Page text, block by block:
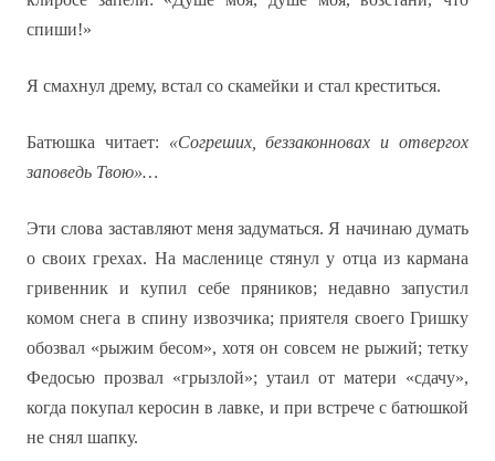
спиши!»
Я смахнул дрему, встал со скамейки и стал креститься.
Батюшка читает: «Согреших, беззаконновах и отвергох
заповедь Твою»…
Эти слова заставляют меня задуматься. Я начинаю думать
о своих грехах. На масленице стянул у отца из кармана
гривенник и купил себе пряников; недавно запустил
комом снега в спину извозчика; приятеля своего Гришку
обозвал «рыжим бесом», хотя он совсем не рыжий; тетку
Федосью прозвал «грызлой»; утаил от матери «сдачу»,
когда покупал керосин в лавке, и при встрече с батюшкой
не снял шапку.